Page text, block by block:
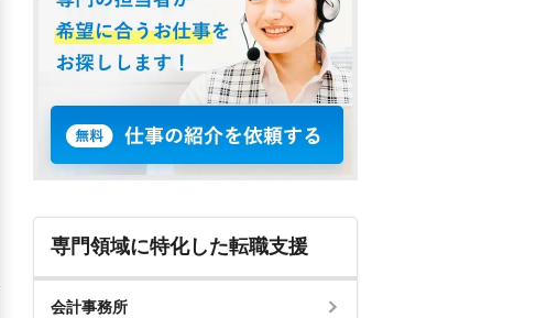
専門領域に特化した転職支援
会計事務所